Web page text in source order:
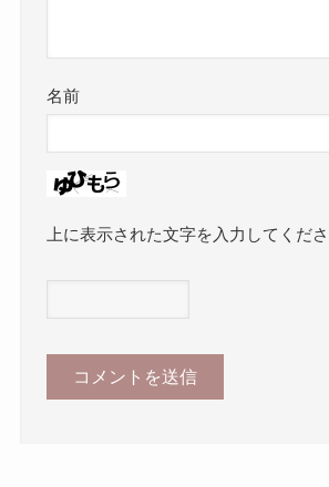
名前
上に表示された文字を入力してくださ